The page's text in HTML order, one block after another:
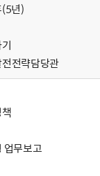
년)
전략담당관
업무보고